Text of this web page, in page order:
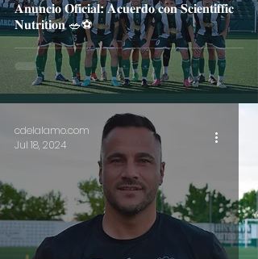
𝐀𝐧𝐮𝐧𝐜𝐢𝐨 𝐎𝐟𝐢𝐜𝐢𝐚𝐥: 𝐀𝐜𝐮𝐞𝐫𝐝𝐨 𝐜𝐨𝐧 𝐒𝐜𝐢𝐞𝐧𝐭𝐢𝐟𝐟𝐢𝐜
𝐍𝐮𝐭𝐫𝐢𝐭𝐢𝐨𝐧 🥗⚽
cdelalamo.com
Jul 18, 2024